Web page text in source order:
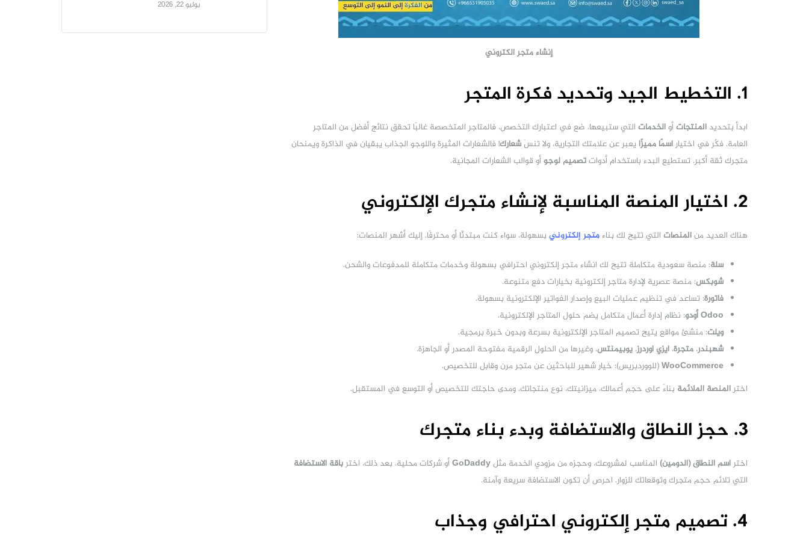
إنشاء متجر الكتروني
1. التخطيط الجيد وتحديد فكرة المتجر
ابدأ بتحديدالمنتجاتأوالخدمات التي ستبيعها. ضع في اعتبارك التخصص، فالمتاجر المتخصصة غالبًا تحقق نتائج أفضل من المتاجر
العامة. فكّر في اختياراسمًا مميزًا يعبر عن علامتك التجارية، ولا تنسَشعارك! فالشعارات المثيرة واللوجو الجذاب يبقيان في الذاكرة ويمنحان
متجرك ثقة أكبر. تستطيع البدء باستخدام أدواتتصميم لوجوأو قوالب الشعارات المجانية.
2. اختيار المنصة المناسبة لإنشاء متجرك الإلكتروني
هناك العديد منالمنصات التي تتيح لك بناءمتجر إلكتروني بسهولة، سواء كنت مبتدئًا أو محترفًا. إليك أشهر المنصات:
سلة: منصة سعودية متكاملة تتيح لك انشاء متجر إلكتروني احترافي بسهولة وخدمات متكاملة للمدفوعات والشحن.
شوبكس: منصة عصرية لإدارة متاجر إلكترونية بخيارات دفع متنوعة.
فاتورة: تساعد في تنظيم عمليات البيع وإصدار الفواتير الإلكترونية بسهولة.
Odoo أودو
: نظام إدارة أعمال متكامل يضم حلول المتاجر الإلكترونية.
ويلت: منشئ مواقع يتيح تصميم المتاجر الإلكترونية بسرعة وبدون خبرة برمجية.
شهبندر، متجرة، ايزي اوردرز، يوبيمنتس، وغيرها من الحلول الرقمية مفتوحة المصدر أو الجاهزة.
WooCommerce(للووردبريس): خيار شهير للباحثين عن متجر مرن وقابل للتخصيص.
اخترالمنصة الملائمة بناءً على حجم أعمالك، ميزانيتك، نوع منتجاتك، ومدى حاجتك للتخصيص أو التوسع في المستقبل.
3. حجز النطاق والاستضافة وبدء بناء متجرك
اختراسم النطاق (الدومين) المناسب لمشروعك، وحجزه من مزودي الخدمة مثلGoDaddyأو شركات محلية. بعد ذلك، اخترباقة الاستضافة
التي تلائم حجم متجرك وتوقعاتك للزوار. احرص أن تكون الاستضافة سريعة وآمنة.
4. تصميم متجر إلكتروني احترافي وجذاب
يوليو 22, 2026